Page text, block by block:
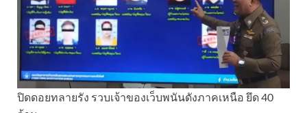
ปิดดอยทลายรัง รวบเจ้าของเว็บพนันดังภาคเหนือ ยึด 40